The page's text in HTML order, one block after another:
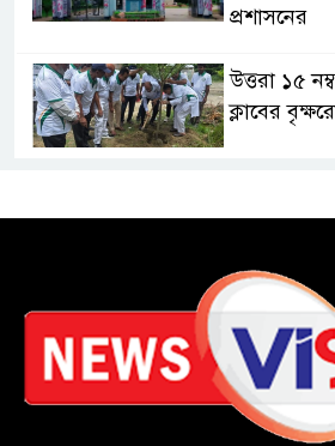
প্রশাসনের
উত্তরা ১৫
ক্লাবের
জামায়াত
কাল
প্রধানমন্ত্রীর
হল দখল করে
অভয়ারণ্য